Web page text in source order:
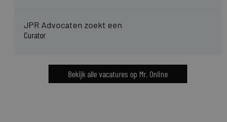
JPR Advocaten zoekt een
Curator
Bekijk alle vacatures op Mr. Online